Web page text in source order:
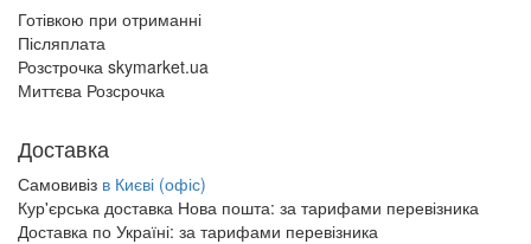
Готівкою при отриманні
Післяплата
Розстрочка skymarket.ua
Миттєва Розсрочка
Доставка
Самовивіз в Києві (офіс)
Кур'єрська доставка Нова пошта: за тарифами перевізника
Доставка по Україні: за тарифами перевізника